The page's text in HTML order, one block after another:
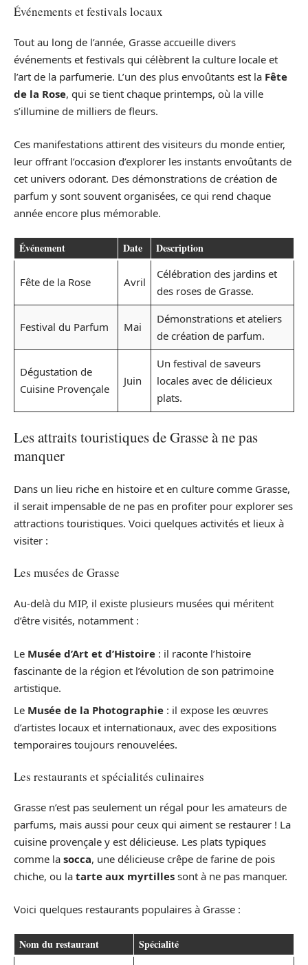
Événements et festivals locaux
Tout au long de l’année, Grasse accueille divers
événements et festivals qui célèbrent la culture locale et
l’art de la parfumerie. L’un des plus envoûtants est la Fête
de la Rose, qui se tient chaque printemps, où la ville
s’illumine de milliers de fleurs.
Ces manifestations attirent des visiteurs du monde entier,
leur offrant l’occasion d’explorer les instants envoûtants de
cet univers odorant. Des démonstrations de création de
parfum y sont souvent organisées, ce qui rend chaque
année encore plus mémorable.
Événement Date Description
Fête de la Rose Avril
Célébration des jardins et
des roses de Grasse.
Festival du Parfum Mai
Démonstrations et ateliers
de création de parfum.
Dégustation de
Cuisine Provençale
Juin
Un festival de saveurs
locales avec de délicieux
plats.
Les attraits touristiques de Grasse à ne pas
manquer
Dans un lieu riche en histoire et en culture comme Grasse,
il serait impensable de ne pas en profiter pour explorer ses
attractions touristiques. Voici quelques activités et lieux à
visiter :
Les musées de Grasse
Au-delà du MIP, il existe plusieurs musées qui méritent
d’être visités, notamment :
Le Musée d’Art et d’Histoire : il raconte l’histoire
fascinante de la région et l’évolution de son patrimoine
artistique.
Le Musée de la Photographie : il expose les œuvres
d’artistes locaux et internationaux, avec des expositions
temporaires toujours renouvelées.
Les restaurants et spécialités culinaires
Grasse n’est pas seulement un régal pour les amateurs de
parfums, mais aussi pour ceux qui aiment se restaurer ! La
cuisine provençale y est délicieuse. Les plats typiques
comme la socca, une délicieuse crêpe de farine de pois
chiche, ou la tarte aux myrtilles sont à ne pas manquer.
Voici quelques restaurants populaires à Grasse :
Nom du restaurant Spécialité